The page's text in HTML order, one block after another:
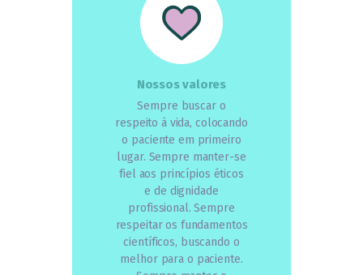
Nossos valores
Sempre buscar o
respeito à vida, colocando
o paciente em primeiro
lugar. Sempre manter-se
fiel aos princípios éticos
e de dignidade
profissional. Sempre
respeitar os fundamentos
científicos, buscando o
melhor para o paciente.